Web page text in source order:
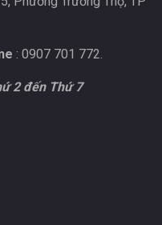
: 0907 701 772.
2 đến Thứ 7